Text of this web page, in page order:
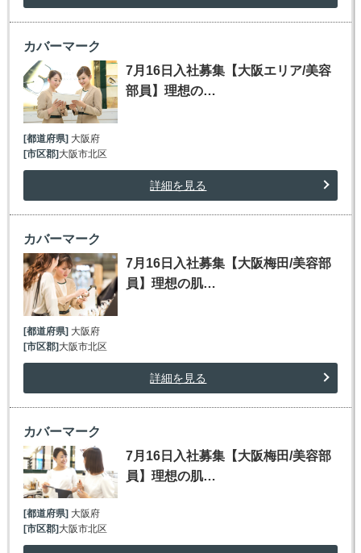
カバーマーク
7月16日入社募集【大阪エリア/美容
部員】理想の…
[都道府県]大阪府
[市区郡]大阪市北区
詳細を見る
カバーマーク
7月16日入社募集【大阪梅田/美容部
員】理想の肌…
[都道府県]大阪府
[市区郡]大阪市北区
詳細を見る
カバーマーク
7月16日入社募集【大阪梅田/美容部
員】理想の肌…
[都道府県] 大阪府
[市区郡] 大阪市北区